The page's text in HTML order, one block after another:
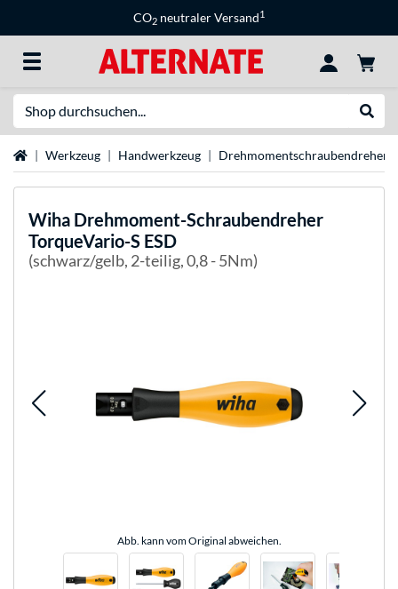
CO2 neutraler Versand1
StartseiteWerkzeug Handwerkzeug Drehmomentschraubendreher
Wiha Drehmoment-Schraubendreher
TorqueVario-S ESD
(schwarz/gelb, 2-teilig, 0,8 - 5Nm)
Abb. kann vom Original abweichen.